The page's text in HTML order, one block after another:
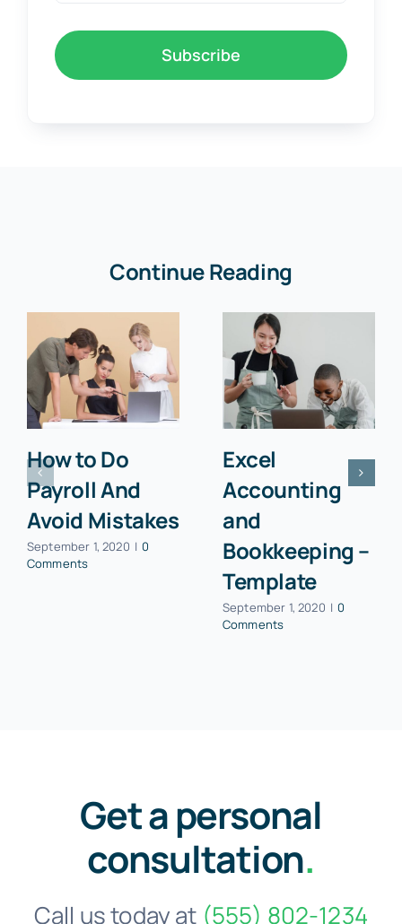
Subscribe
Continue Reading
How to Do
Payroll And
Avoid Mistakes
September 1, 2020 | 0
Comments
Excel
Accounting
and
Bookkeeping –
Template
September 1, 2020 | 0
Comments
Get a personal
consultation.
Call us today at (555) 802-1234